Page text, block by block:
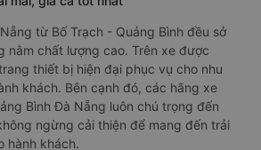
từ Bố Trạch - Quảng Bình đều sở
nằm chất lượng cao. Trên xe được
thiết bị hiện đại phục vụ cho nhu
khách. Bên cạnh đó, các hãng xe
Bình Đà Nẵng luôn chú trọng đến
ngừng cải thiện để mang đến trải
hành khách.